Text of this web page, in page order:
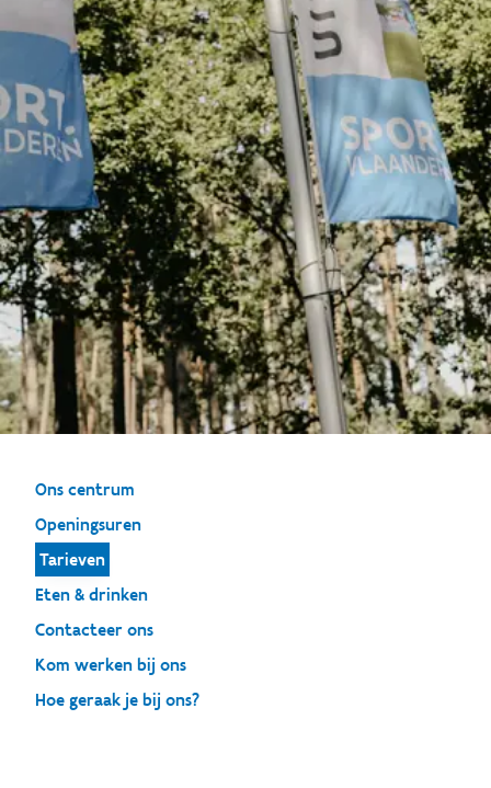
Ons centrum
Openingsuren
Tarieven
Eten & drinken
Contacteer ons
Kom werken bij ons
Hoe geraak je bij ons?